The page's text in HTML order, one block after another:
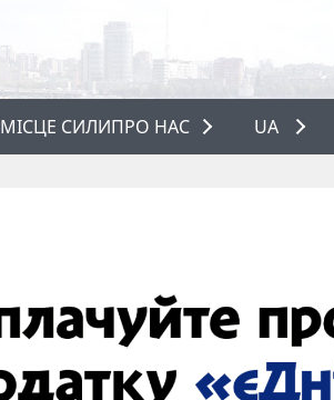
МІСЦЕ СИЛИПРО НАС
ПРО НАС
UA